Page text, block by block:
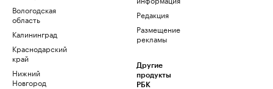
Вологодская
область
Калининград
Краснодарский
край
Нижний
Новгород
Редакция
Размещение
рекламы
Другие
продукты
РБК